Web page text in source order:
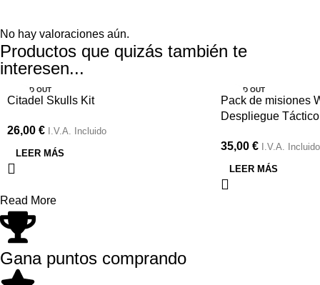
No hay valoraciones aún.
Productos que quizás también te
interesen...
SOLD OUT
Citadel Skulls Kit
26,00 € I.V.A. Incluido
LEER MÁS
SOLD OUT
Pack de misiones
Despliegue Táctico
35,00 € I.V.A. Incluido
LEER MÁS
Read More
Gana puntos comprando